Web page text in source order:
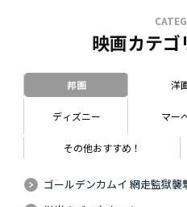
映画カテ
邦画 洋
ディズニー マー
その他おすすめ！
ゴールデンカムイ 網走監獄襲